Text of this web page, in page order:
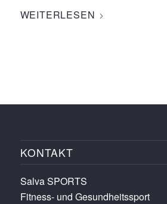
WEITERLESEN
KONTAKT
Salva SPORTS
Fitness- und Gesundheitssport